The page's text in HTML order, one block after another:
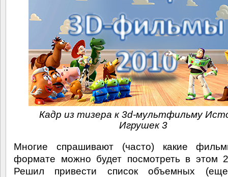
Кадр из тизера к 3d-мультфильму
Игрушек 3
Многие спрашивают (часто) какие
формате можно будет посмотреть в этом
Решил привести список объемных